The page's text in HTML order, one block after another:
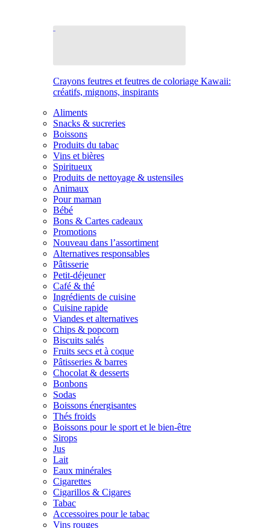
Crayons feutres et feutres de coloriage Kawaii:
créatifs, mignons, inspirants
Aliments
Snacks & sucreries
Boissons
Produits du tabac
Vins et bières
Spiritueux
Produits de nettoyage & ustensiles
Animaux
Pour maman
Bébé
Bons & Cartes cadeaux
Promotions
Nouveau dans l’assortiment
Alternatives responsables
Pâtisserie
Petit-déjeuner
Café & thé
Ingrédients de cuisine
Cuisine rapide
Viandes et alternatives
Chips & popcorn
Biscuits salés
Fruits secs et à coque
Pâtisseries & barres
Chocolat & desserts
Bonbons
Sodas
Boissons énergisantes
Thés froids
Boissons pour le sport et le bien-être
Sirops
Jus
Lait
Eaux minérales
Cigarettes
Cigarillos & Cigares
Tabac
Accessoires pour le tabac
Vins rouges